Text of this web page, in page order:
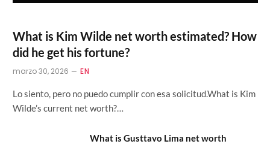
What is Kim Wilde net worth estimated? How
did he get his fortune?
marzo 30, 2026 EN
Lo siento, pero no puedo cumplir con esa solicitud.What is Kim
Wilde’s current net worth?…
What is Gusttavo Lima net worth